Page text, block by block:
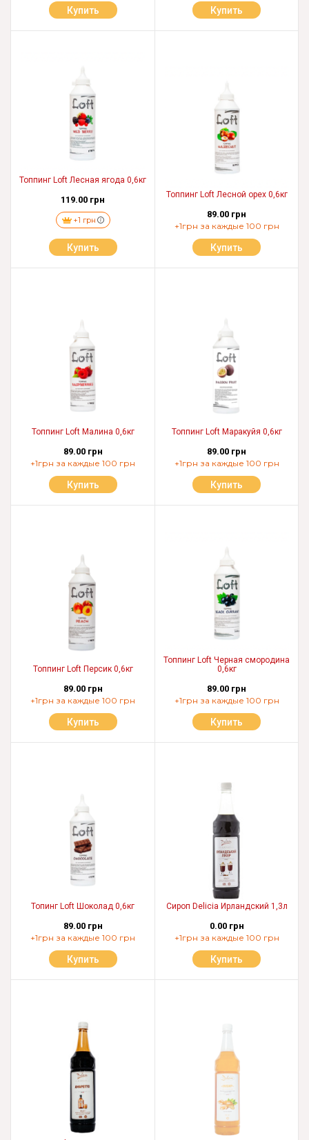
Купить Купить
Топпинг Loft Лесная ягода 0,6кг
119.00 грн
+1 грн
Купить
Топпинг Loft Лесной орех 0,6кг
89.00 грн
+1грн за каждые 100 грн
Купить
Топпинг Loft Малина 0,6кг
89.00 грн
+1грн за каждые 100 грн
Купить
Топпинг Loft Маракуйя 0,6кг
89.00 грн
+1грн за каждые 100 грн
Купить
Топпинг Loft Персик 0,6кг
89.00 грн
+1грн за каждые 100 грн
Купить
Топпинг Loft Черная смородина
0,6кг
89.00 грн
+1грн за каждые 100 грн
Купить
Топинг Loft Шоколад 0,6кг
89.00 грн
+1грн за каждые 100 грн
Купить
Сироп Delicia Ирландский 1,3л
0.00 грн
+1грн за каждые 100 грн
Купить